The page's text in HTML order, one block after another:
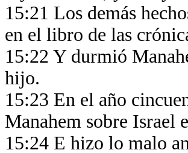
15:21 Los demás
en el libro de las
15:22 Y durmió
hijo.
15:23 En el año
Manahem sobre Israel
15:24 E hizo lo malo